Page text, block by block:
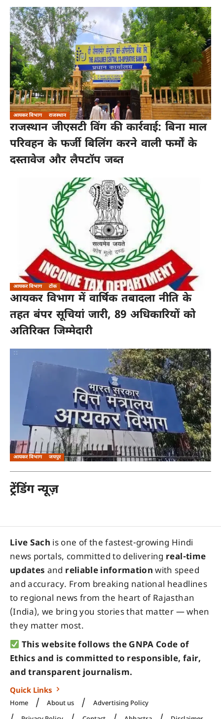
आयकर विभाग राजस्थान
राजस्थान जीएसटी विंग की कार्रवाई: बिना माल
परिवहन के फर्जी बिलिंग करने वाली फर्मों के
दस्तावेज और लैपटॉप जब्त
आयकर विभाग टोंक
आयकर विभाग में वार्षिक तबादला नीति के
तहत बंपर सूचियां जारी, 89 अधिकारियों को
अतिरिक्त जिम्मेदारी
आयकर विभाग जयपुर
ट्रेंडिंग न्यूज़
Live Sach is one of the fastest-growing Hindi
news portals, committed to delivering real-time
updates and reliable information with speed
and accuracy. From breaking national headlines
to regional news from the heart of Rajasthan
(India), we bring you stories that matter — when
they matter most.
This website follows the GNPA Code of
Ethics and is committed to responsible, fair,
and transparent journalism.
Quick Links
Home About us
Advertising Policy